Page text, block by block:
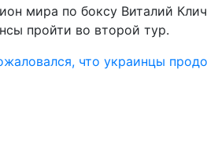
мира по боксу Виталий
пройти во второй тур.
что украинцы